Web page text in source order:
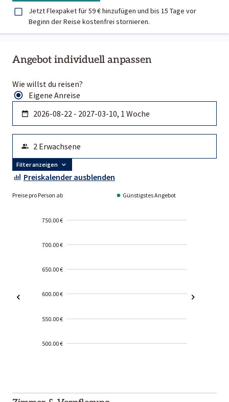
Angebot individuell anpassen
Wie willst du reisen?
Eigene Anreise
Filter anzeigen
Preiskalender ausblenden
Preise pro Person ab Günstigstes Angebot
750.00 €
700.00 €
650.00 €
600.00 €
550.00 €
500.00 €
01-02
Jetzt Flexpaket für 59 € hinzufügen und bis 15 Tage vor
Beginn der Reise kostenfrei stornieren.